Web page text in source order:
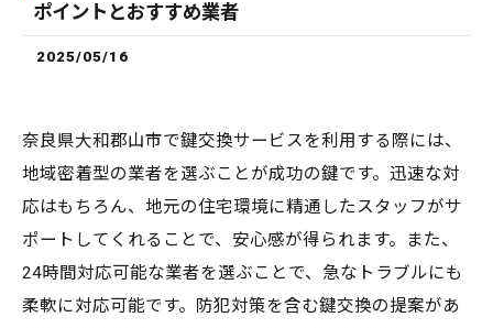
ポイントとおすすめ業者
2025/05/16
奈良県大和郡山市で鍵交換サービスを利用する際には、
地域密着型の業者を選ぶことが成功の鍵です。迅速な対
応はもちろん、地元の住宅環境に精通したスタッフがサ
ポートしてくれることで、安心感が得られます。また、
24時間対応可能な業者を選ぶことで、急なトラブルにも
柔軟に対応可能です。防犯対策を含む鍵交換の提案があ